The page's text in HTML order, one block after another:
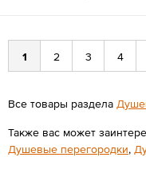
1 2 3 4
Все товары раздела
Также вас может
Душевые перегородки,